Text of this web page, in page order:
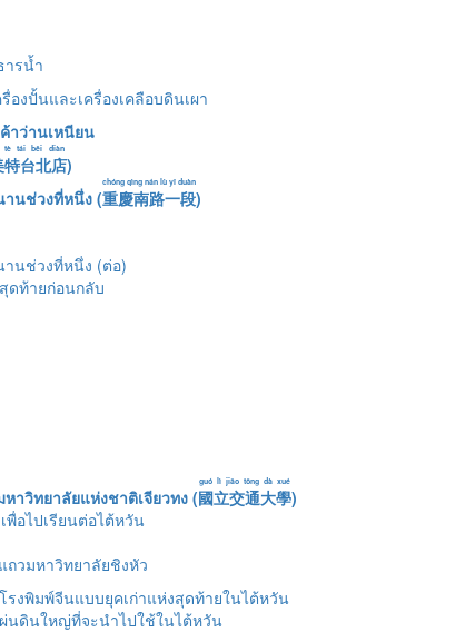
ารน้ำ
รื่องปั้นและเครื่องเคลือบดินเผา
าว่านเหนียน
台北店
tái běi diàn
)
นช่วงที่หนึ่ง (重慶南路一段
chóng qìng nán lù yī duàn
)
นช่วงที่หนึ่ง (ต่อ)
ดท้ายก่อนกลับ
หาวิทยาลัยแห่งชาติเจียวทง (國立交通大學
guó lì jiāo tōng dà xué
)
อไปเรียนต่อไต้หวัน
วมหาวิทยาลัยชิงหัว
โรงพิมพ์จีนแบบยุคเก่าแห่งสุดท้ายในไต้หวัน
นดินใหญ่ที่จะนำไปใช้ในไต้หวัน